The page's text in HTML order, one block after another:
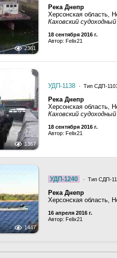
2361
Река Днепр
Херсонская область,
Каховский
18 сентября 2016 г.
Автор: Felix21
1367
УДП-1138 · Тип СДП-
Река Днепр
Херсонская область,
Каховский
18 сентября 2016 г.
Автор: Felix21
1447
УДП-1240 · Тип СДП-
Река Днепр
Херсонская область,
16 апреля 2016 г.
Автор: Felix21